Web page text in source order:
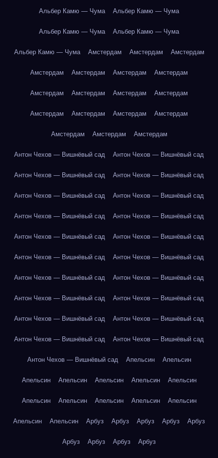
Альбер Камю — Чума Альбер Камю — Чума
Альбер Камю — Чума Альбер Камю — Чума
Альбер Камю — Чума Амстердам Амстердам Амстердам
Амстердам Амстердам Амстердам Амстердам
Амстердам Амстердам Амстердам Амстердам
Амстердам Амстердам Амстердам Амстердам
Амстердам Амстердам Амстердам
Антон Чехов — Вишнёвый сад Антон Чехов — Вишнёвый сад
Антон Чехов — Вишнёвый сад Антон Чехов — Вишнёвый сад
Антон Чехов — Вишнёвый сад Антон Чехов — Вишнёвый сад
Антон Чехов — Вишнёвый сад Антон Чехов — Вишнёвый сад
Антон Чехов — Вишнёвый сад Антон Чехов — Вишнёвый сад
Антон Чехов — Вишнёвый сад Антон Чехов — Вишнёвый сад
Антон Чехов — Вишнёвый сад Антон Чехов — Вишнёвый сад
Антон Чехов — Вишнёвый сад Антон Чехов — Вишнёвый сад
Антон Чехов — Вишнёвый сад Антон Чехов — Вишнёвый сад
Антон Чехов — Вишнёвый сад Антон Чехов — Вишнёвый сад
Антон Чехов — Вишнёвый сад Апельсин Апельсин
Апельсин Апельсин Апельсин Апельсин Апельсин
Апельсин Апельсин Апельсин Апельсин Апельсин
Апельсин Апельсин Арбуз Арбуз Арбуз Арбуз Арбуз
Арбуз Арбуз Арбуз Арбуз